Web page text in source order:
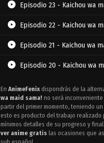
Episodio 23 - Kaichou wa
Episodio 22 - Kaichou wa
Episodio 21 - Kaichou wa
Episodio 20 - Kaichou wa
Episodio 19 - Kaichou wa
Episodio 18 - Kaichou wa
Episodio 17 - Kaichou wa
En AnimeFenix dispondrás de la
wa maid sama! no será
partir del primer momento, teniendo
esto es producto del trabajo realizado
mínimos detalles de su progreso y
ver anime gratis las ocasiones que